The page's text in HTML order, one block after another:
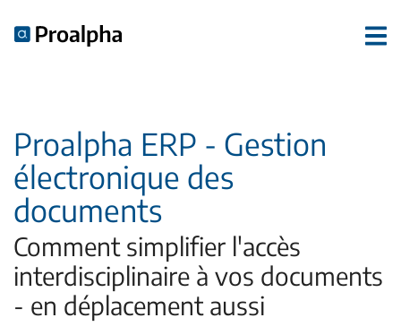
Proalpha ERP - Gestion
électronique des
documents
Comment simplifier l'accès
interdisciplinaire à vos documents
- en déplacement aussi